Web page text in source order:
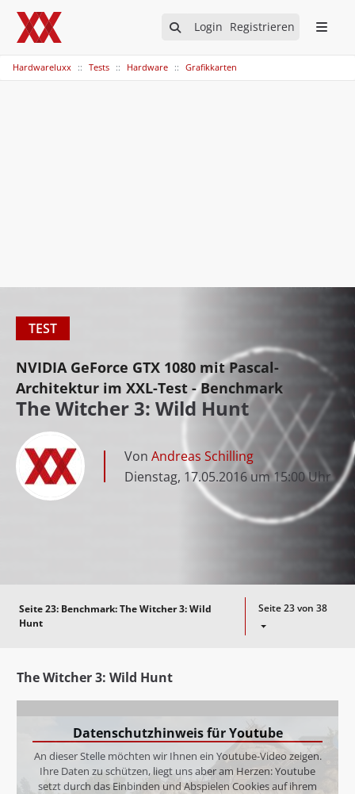
Login Registrieren
Hardwareluxx Tests Hardware Grafikkarten
TEST
NVIDIA GeForce GTX 1080 mit Pascal-
Architektur im XXL-Test - Benchmark
The Witcher 3: Wild Hunt
Von Andreas Schilling
Dienstag, 17.05.2016 um 15:00 Uhr
Seite 23: Benchmark: The Witcher 3: Wild
Hunt
Seite 23 von 38
The Witcher 3: Wild Hunt
Datenschutzhinweis für Youtube
An dieser Stelle möchten wir Ihnen ein Youtube-Video zeigen.
Ihre Daten zu schützen, liegt uns aber am Herzen: Youtube
setzt durch das Einbinden und Abspielen Cookies auf ihrem